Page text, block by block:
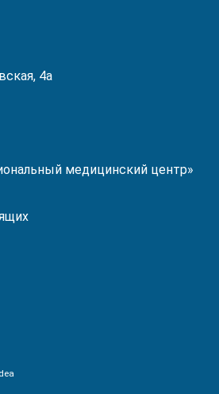
4а
медицинский центр»